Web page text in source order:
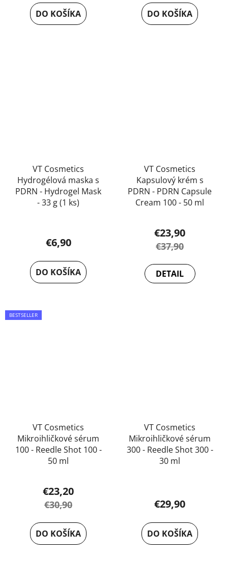
DO KOŠÍKA DO KOŠÍKA
VT Cosmetics
Hydrogélová maska s
PDRN - Hydrogel Mask
- 33 g (1 ks)
€6,90
DO KOŠÍKA
VT Cosmetics
Kapsulový krém s
PDRN - PDRN Capsule
Cream 100 - 50 ml
hodnotenie
produktu
je
5,0
€23,90
€37,90
DETAIL
BESTSELLER
VT Cosmetics
Mikroihličkové sérum
100 - Reedle Shot 100 -
50 ml
hodnotenie
produktu
je
5,0
€23,20
€30,90
DO KOŠÍKA
VT Cosmetics
Mikroihličkové sérum
300 - Reedle Shot 300 -
30 ml
€29,90
DO KOŠÍKA